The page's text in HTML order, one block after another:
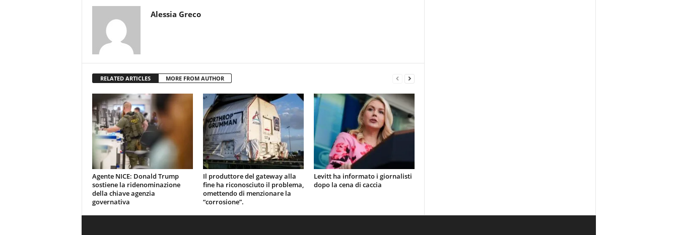
Alessia Greco
RELATED ARTICLES MORE FROM AUTHOR
Agente NICE: Donald Trump
sostiene la ridenominazione
della chiave agenzia
governativa
Il produttore del gateway alla
fine ha riconosciuto il problema,
omettendo di menzionare la
“corrosione”.
Levitt ha informato i giornalisti
dopo la cena di caccia